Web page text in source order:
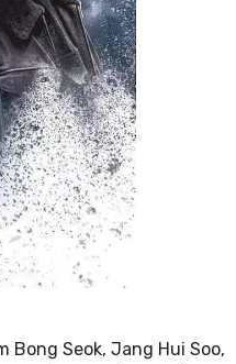
Bong Seok, Jang Hui Soo,